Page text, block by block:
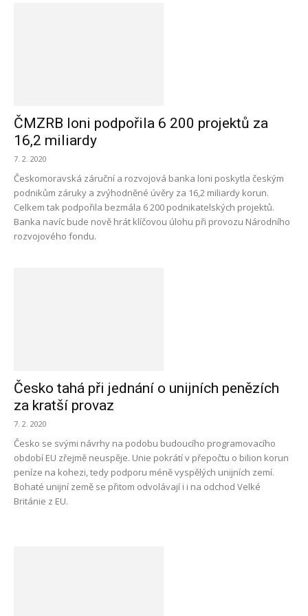
ČMZRB loni podpořila 6 200 projektů za
16,2 miliardy
7. 2. 2020
Českomoravská záruční a rozvojová banka loni poskytla českým
podnikům záruky a zvýhodněné úvěry za 16,2 miliardy korun.
Celkem tak podpořila bezmála 6 200 podnikatelských projektů.
Banka navíc bude nově hrát klíčovou úlohu při provozu Národního
rozvojového fondu.
Česko tahá při jednání o unijních penězích
za kratší provaz
7. 2. 2020
Česko se svými návrhy na podobu budoucího programovacího
období EU zřejmě neuspěje. Unie pokrátí v přepočtu o bilion korun
peníze na kohezi, tedy podporu méně vyspělých unijních zemí.
Bohaté unijní země se přitom odvolávají i i na odchod Velké
Británie z EU.